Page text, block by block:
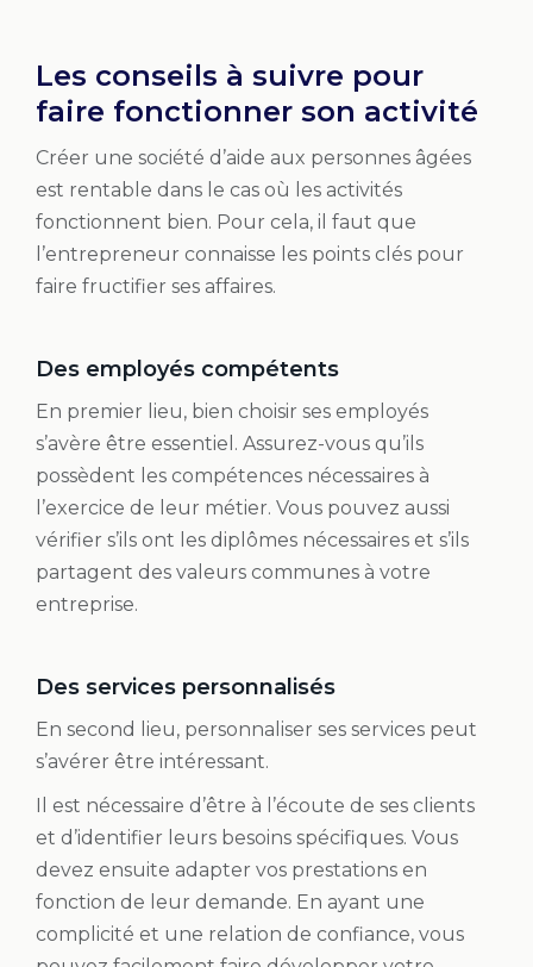
Les conseils à suivre pour
faire fonctionner son activité
Créer une société d’aide aux personnes âgées
est rentable dans le cas où les activités
fonctionnent bien. Pour cela, il faut que
l’entrepreneur connaisse les points clés pour
faire fructifier ses affaires.
Des employés compétents
En premier lieu, bien choisir ses employés
s’avère être essentiel. Assurez-vous qu’ils
possèdent les compétences nécessaires à
l’exercice de leur métier. Vous pouvez aussi
vérifier s’ils ont les diplômes nécessaires et s’ils
partagent des valeurs communes à votre
entreprise.
Des services personnalisés
En second lieu, personnaliser ses services peut
s’avérer être intéressant.
Il est nécessaire d’être à l’écoute de ses clients
et d’identifier leurs besoins spécifiques. Vous
devez ensuite adapter vos prestations en
fonction de leur demande. En ayant une
complicité et une relation de confiance, vous